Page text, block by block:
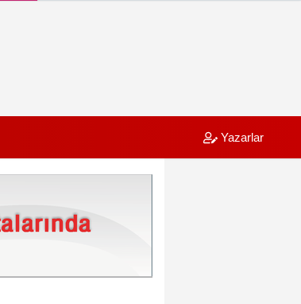
Yazarlar